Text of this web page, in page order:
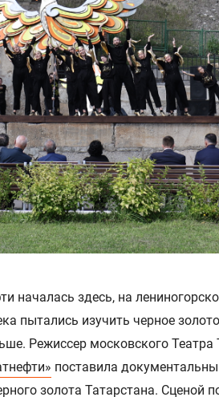
началась здесь, на
пытались изучить черное
Режиссер московского Театра
поставила
золота Татарстана. Сценой